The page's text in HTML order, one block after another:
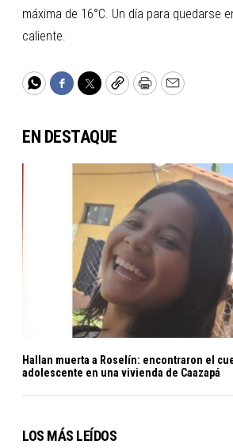
máxima de 16°C. Un día para quedarse
caliente.
WhatsApp
Facebook
TwitterCopyPrintEmail
EN DESTAQUE
Hallan muerta a Roselín: encontraron el
adolescente en una vivienda de Caazapá
LOS MÁS LEÍDOS